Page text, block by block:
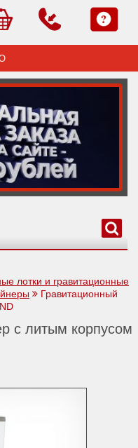
лотки и гравитационные
Гравитационный
с литым корпусом